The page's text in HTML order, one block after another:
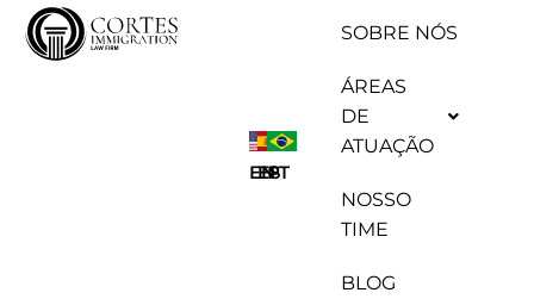
Pular
SOBRE NÓS
ÁREAS
DE
ATUAÇÃO
NOSSO
TIME
BLOG
EN
ESPT